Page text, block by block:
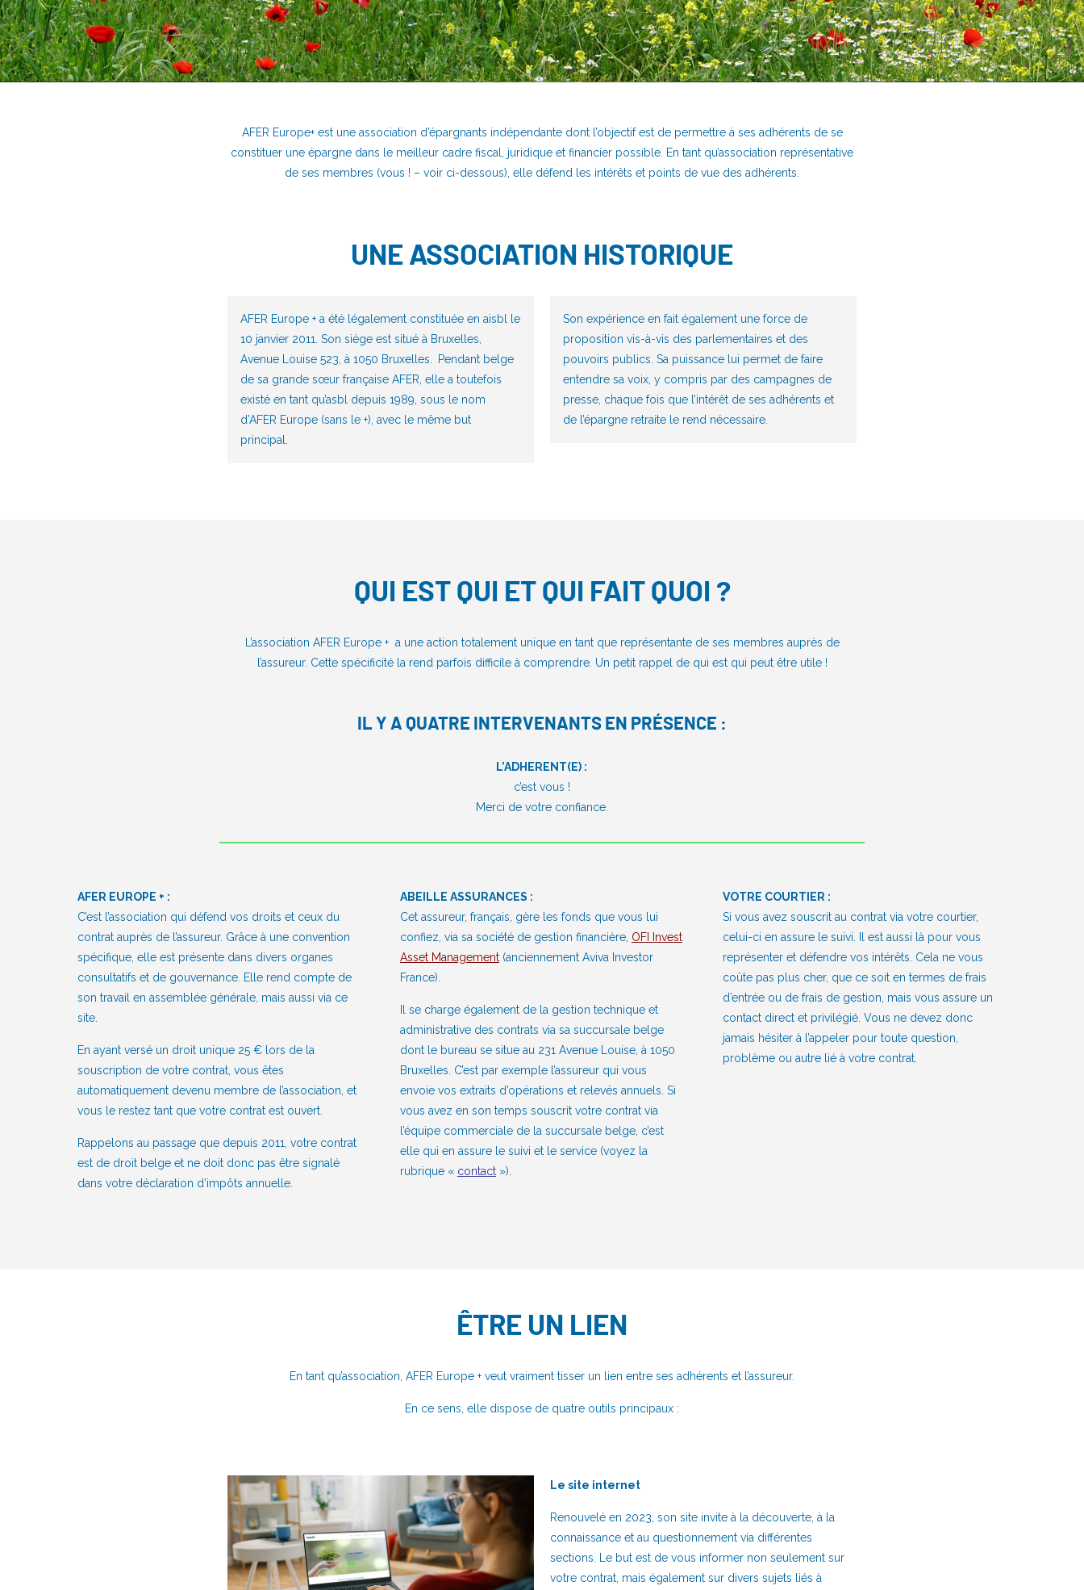
AFER Europe+ est une association d’épargnants indépendante dont l’objectif est de permettre à ses adhérents de se
constituer une épargne dans le meilleur cadre fiscal, juridique et financier possible. En tant qu’association représentative
de ses membres (vous ! – voir ci-dessous), elle défend les intérêts et points de vue des adhérents.
UNE ASSOCIATION HISTORIQUE
AFER Europe + a été légalement constituée en aisbl le
10 janvier 2011. Son siège est situé à Bruxelles,
Avenue Louise 523, à 1050 Bruxelles. Pendant belge
de sa grande sœur française AFER, elle a toutefois
existé en tant qu’asbl depuis 1989, sous le nom
d’AFER Europe (sans le +), avec le même but
principal.
Son expérience en fait également une force de
proposition vis-à-vis des parlementaires et des
pouvoirs publics. Sa puissance lui permet de faire
entendre sa voix, y compris par des campagnes de
presse, chaque fois que l’intérêt de ses adhérents et
de l’épargne retraite le rend nécessaire.
QUI EST QUI ET QUI FAIT QUOI ?
L’association AFER Europe + a une action totalement unique en tant que représentante de ses membres auprès de
l’assureur. Cette spécificité la rend parfois difficile à comprendre. Un petit rappel de qui est qui peut être utile !
IL Y A QUATRE INTERVENANTS EN PRÉSENCE :
L’ADHERENT(E) :
c’est vous !
Merci de votre confiance.
AFER EUROPE + :
C’est l’association qui défend vos droits et ceux du
contrat auprès de l’assureur. Grâce à une convention
spécifique, elle est présente dans divers organes
consultatifs et de gouvernance. Elle rend compte de
son travail en assemblée générale, mais aussi via ce
site.
En ayant versé un droit unique 25 € lors de la
souscription de votre contrat, vous êtes
automatiquement devenu membre de l’association, et
vous le restez tant que votre contrat est ouvert.
Rappelons au passage que depuis 2011, votre contrat
est de droit belge et ne doit donc pas être signalé
dans votre déclaration d’impôts annuelle.
ABEILLE ASSURANCES :
Cet assureur, français, gère les fonds que vous lui
confiez, via sa société de gestion financière, OFI Invest
Asset Management(anciennement Aviva Investor
France).
Il se charge également de la gestion technique et
administrative des contrats via sa succursale belge
dont le bureau se situe au 231 Avenue Louise, à 1050
Bruxelles. C’est par exemple l’assureur qui vous
envoie vos extraits d’opérations et relevés annuels. Si
vous avez en son temps souscrit votre contrat via
l’équipe commerciale de la succursale belge, c’est
elle qui en assure le suivi et le service (voyez la
rubrique « contact»).
VOTRE COURTIER :
Si vous avez souscrit au contrat via votre courtier,
celui-ci en assure le suivi. Il est aussi là pour vous
représenter et défendre vos intérêts. Cela ne vous
coûte pas plus cher, que ce soit en termes de frais
d’entrée ou de frais de gestion, mais vous assure un
contact direct et privilégié. Vous ne devez donc
jamais hésiter à l’appeler pour toute question,
problème ou autre lié à votre contrat.
ÊTRE UN LIEN
En tant qu’association, AFER Europe + veut vraiment tisser un lien entre ses adhérents et l’assureur.
En ce sens, elle dispose de quatre outils principaux :
Le site internet
Renouvelé en 2023, son site invite à la découverte, à la
connaissance et au questionnement via différentes
sections. Le but est de vous informer non seulement sur
votre contrat, mais également sur divers sujets liés à